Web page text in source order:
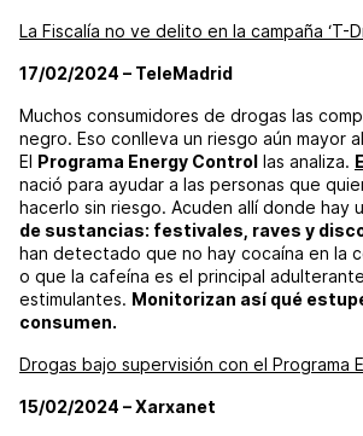
La Fiscalía no ve delito en la campaña ‘T-
17/02/2024 – TeleMadrid
Muchos consumidores de drogas las
negro. Eso conlleva un riesgo aún mayor
El Programa Energy Control las analiza.
nació para ayudar a las personas que
hacerlo sin riesgo. Acuden allí donde hay
de sustancias: festivales, raves y
han detectado que no hay cocaína en la
o que la cafeína es el principal
estimulantes. Monitorizan así qué
consumen.
Drogas bajo supervisión con el Programa
15/02/2024 – Xarxanet